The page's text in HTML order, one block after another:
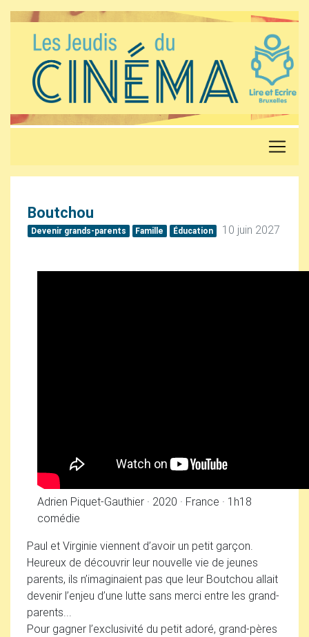
Boutchou
Devenir grands-parents Famille Éducation 10 juin 2027
Adrien Piquet-Gauthier · 2020 · France · 1h18
comédie
Paul et Virginie viennent d’avoir un petit garçon.
Heureux de découvrir leur nouvelle vie de jeunes
parents, ils n’imaginaient pas que leur Boutchou allait
devenir l’enjeu d’une lutte sans merci entre les grand-
parents...
Pour gagner l’exclusivité du petit adoré, grand-pères